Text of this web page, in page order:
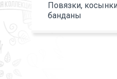
Повязки,
банданы